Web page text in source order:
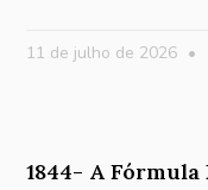
11 de julho de 2026
1844- A Fórmula